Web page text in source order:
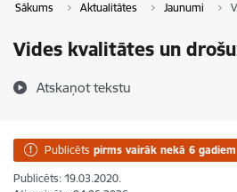
Sākums Aktualitātes Jaunumi
Vides kvalitātes un
Atskaņot tekstu
Publicēts pirms vairāk nekā 6 gadiem
Publicēts: 19.03.2020.